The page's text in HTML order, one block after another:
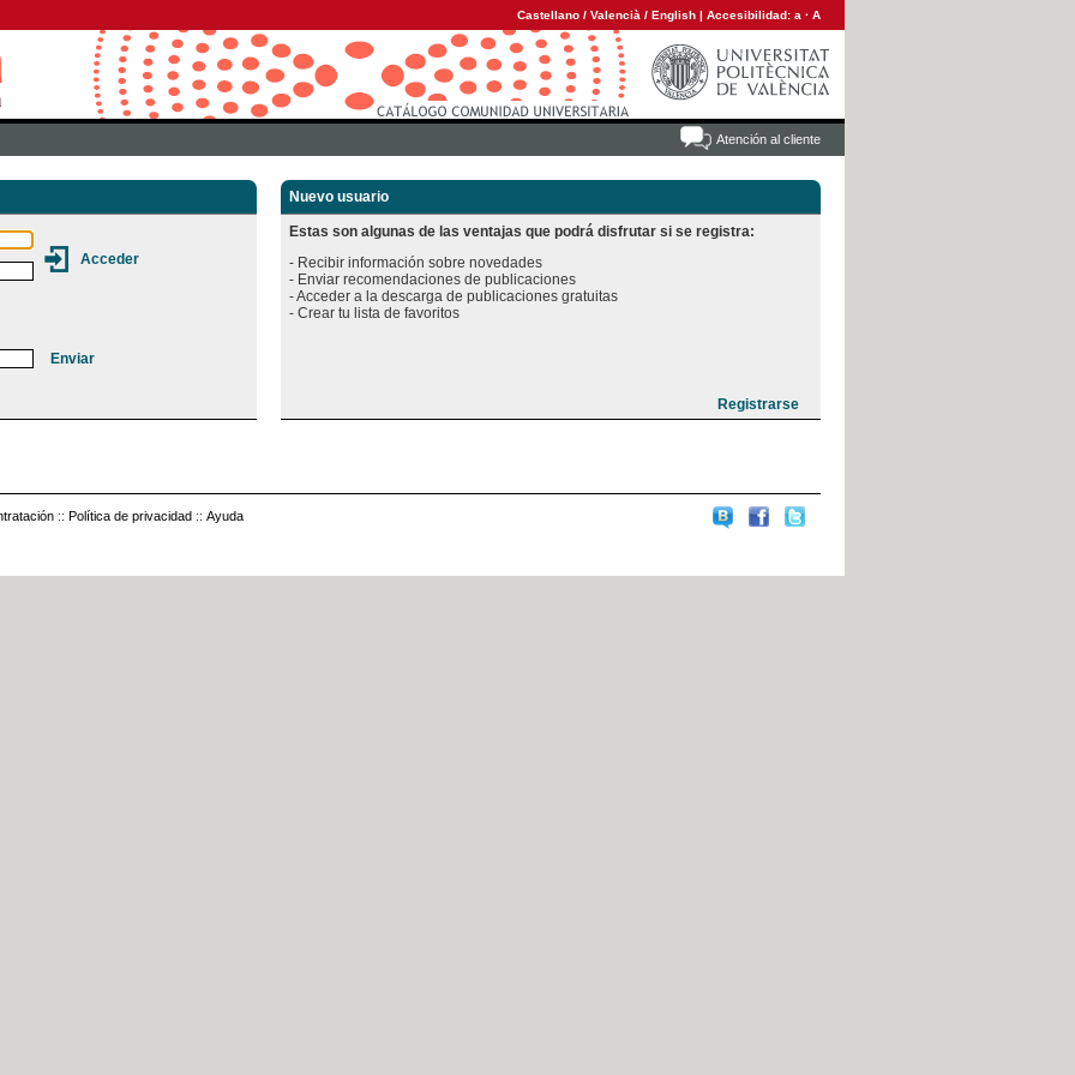
Castellano / Valencià / English | Accesibilidad: a · A
Atención al cliente
Nuevo usuario
Estas son algunas de las ventajas que podrá disfrutar si se registra:
- Recibir información sobre novedades
- Enviar recomendaciones de publicaciones
- Acceder a la descarga de publicaciones gratuitas
:: Política de privacidad :: Ayuda